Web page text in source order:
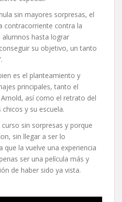
sin mayores sorpresas, el
contracorriente contra la
hasta lograr
su objetivo, un tanto
es el planteamiento y
principales, tanto el
así como el retrato del
y su escuela.
sin sorpresas y porque
sin llegar a ser lo
la vuelve una experiencia
ser una película más y
de haber sido ya vista.